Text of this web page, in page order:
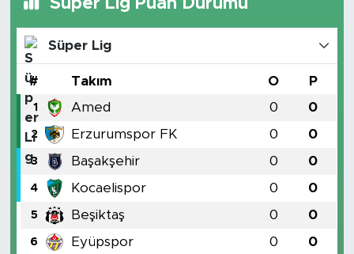
Süper Lig Puan Durumu
Süper Lig
# Takım O P
1 Amed 0 0
2 Erzurumspor FK 0 0
3 Başakşehir 0 0
4 Kocaelispor 0 0
5 Beşiktaş 0 0
6 Eyüpspor 0 0